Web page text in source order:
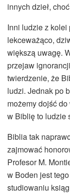
innych dzieł,
Inni ludzie z
lekceważąco,
większą uwagę.
przejaw
twierdzenie, że
ludzi. Jednak po
możemy dojść
w Biblię to ludzie
Biblia tak
zajmować
Profesor M.
w Boden jest
studiowaniu